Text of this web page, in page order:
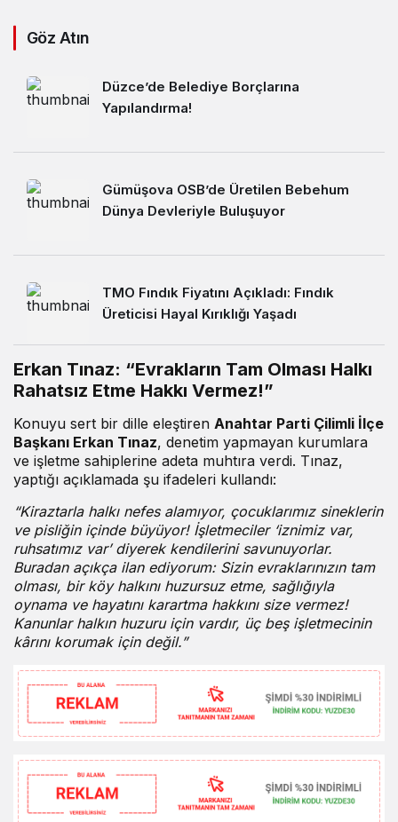
Göz Atın
Düzce’de Belediye Borçlarına
Yapılandırma!
Gümüşova OSB’de Üretilen Bebehum
Dünya Devleriyle Buluşuyor
TMO Fındık Fiyatını Açıkladı: Fındık
Üreticisi Hayal Kırıklığı Yaşadı
Erkan Tınaz: “Evrakların Tam Olması Halkı
Rahatsız Etme Hakkı Vermez!”
Konuyu sert bir dille eleştiren Anahtar Parti Çilimli İlçe
Başkanı Erkan Tınaz, denetim yapmayan kurumlara
ve işletme sahiplerine adeta muhtıra verdi. Tınaz,
yaptığı açıklamada şu ifadeleri kullandı:
“Kiraztarla halkı nefes alamıyor, çocuklarımız sineklerin
ve pisliğin içinde büyüyor! İşletmeciler ‘iznimiz var,
ruhsatımız var’ diyerek kendilerini savunuyorlar.
Buradan açıkça ilan ediyorum: Sizin evraklarınızın tam
olması, bir köy halkını huzursuz etme, sağlığıyla
oynama ve hayatını karartma hakkını size vermez!
Kanunlar halkın huzuru için vardır, üç beş işletmecinin
kârını korumak için değil.”